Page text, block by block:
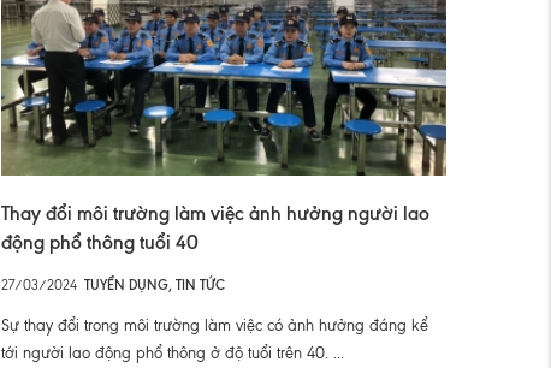
Thay đổi môi trường làm việc ảnh hưởng người lao
động phổ thông tuổi 40
27/03/2024 TUYỂN DỤNG, TIN TỨC
Sự thay đổi trong môi trường làm việc có ảnh hưởng đáng kể
tới người lao động phổ thông ở độ tuổi trên 40. ...